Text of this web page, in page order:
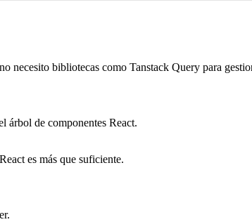
necesito bibliotecas como Tanstack Query para
árbol de componentes React.
es más que suficiente.